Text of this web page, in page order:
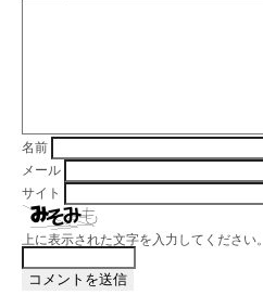
名前
メール
サイト
上に表示された文字を入力してください。